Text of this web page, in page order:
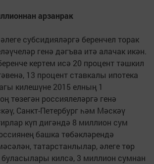
арзанрак
субсидияләргә беренчел торак
генә дәгъва итә алачак икән.
кертем исә 20 процент тәшкил
13 процент ставкалы ипотека
килешүне 2015 елның 1
төзегән россиялеләргә генә
Санкт-Петербург һәм Мәскәү
күп дигәндә 8 миллион сум
башка төбәкләрендә
татарстанлылар, әлеге төр
буласылары килсә, 3 миллион сумнан